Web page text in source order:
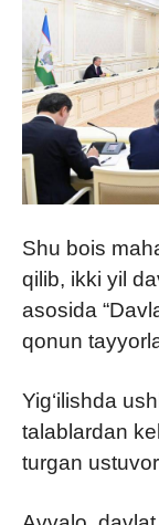
Shu bois
qilib, ikki yil
asosida
qonun
Yig‘ilishda
talablardan
turgan